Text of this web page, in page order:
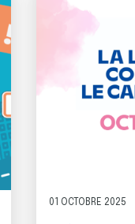
01 OCTOBRE 2025